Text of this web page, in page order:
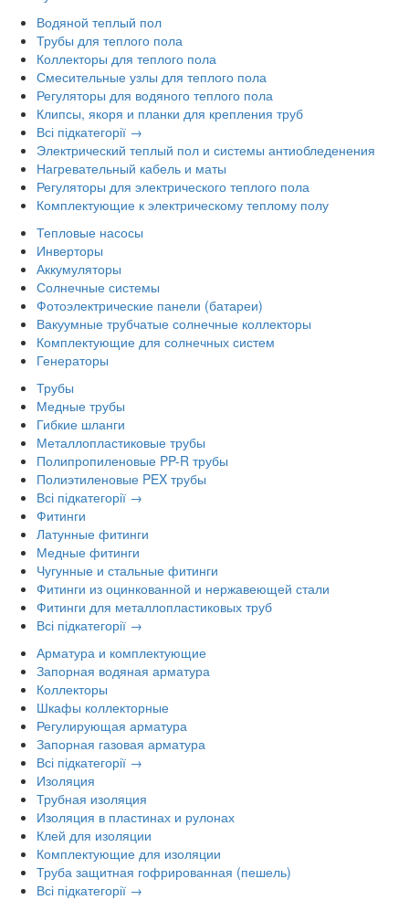
Водяной теплый пол
Трубы для теплого пола
Коллекторы для теплого пола
Смесительные узлы для теплого пола
Регуляторы для водяного теплого пола
Клипсы, якоря и планки для крепления труб
Всі підкатегорії →
Электрический теплый пол и системы антиобледенения
Нагревательный кабель и маты
Регуляторы для электрического теплого пола
Комплектующие к электрическому теплому полу
Тепловые насосы
Инверторы
Аккумуляторы
Солнечные системы
Фотоэлектрические панели (батареи)
Вакуумные трубчатые солнечные коллекторы
Комплектующие для солнечных систем
Генераторы
Трубы
Медные трубы
Гибкие шланги
Металлопластиковые трубы
Полипропиленовые PP-R трубы
Полиэтиленовые PEX трубы
Всі підкатегорії →
Фитинги
Латунные фитинги
Медные фитинги
Чугунные и стальные фитинги
Фитинги из оцинкованной и нержавеющей стали
Фитинги для металлопластиковых труб
Всі підкатегорії →
Арматура и комплектующие
Запорная водяная арматура
Коллекторы
Шкафы коллекторные
Регулирующая арматура
Запорная газовая арматура
Всі підкатегорії →
Изоляция
Трубная изоляция
Изоляция в пластинах и рулонах
Клей для изоляции
Комплектующие для изоляции
Труба защитная гофрированная (пешель)
Всі підкатегорії →